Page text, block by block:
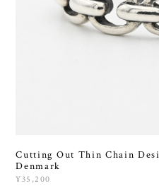
Cutting Out Thin Chain
Denmark
¥35,200